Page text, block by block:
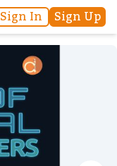
Sign In Sign Up